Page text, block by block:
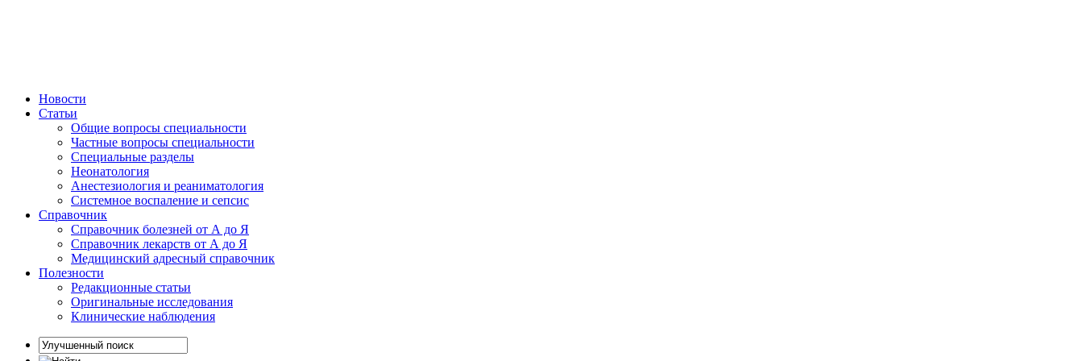
Новости
Статьи
Общие вопросы специальности
Частные вопросы специальности
Специальные разделы
Неонатология
Анестезиология и реаниматология
Системное воспаление и сепсис
Справочник
Справочник болезней от А до Я
Справочник лекарств от А до Я
Медицинский адресный справочник
Полезности
Редакционные статьи
Оригинальные исследования
Клинические наблюдения